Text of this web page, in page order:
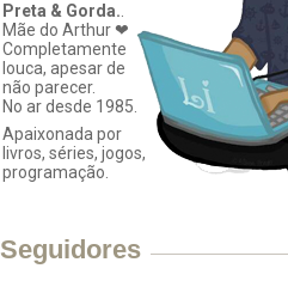
Preta & Gorda.
Mãe do Arthur ❤
Completamente
louca, apesar de
não parecer.
No ar desde 1985.
Apaixonada por
livros, séries, jogos,
programação.
Seguidores